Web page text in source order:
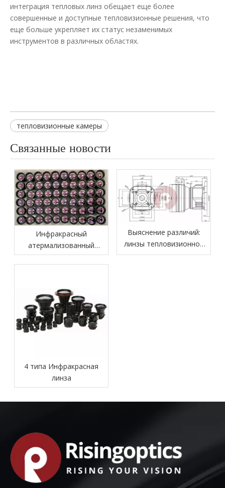
интеграция тепловых линз обещает еще более
совершенные и доступные тепловизионные решения, что
еще больше укрепляет их статус незаменимых
инструментов в различных областях.
тепловизионные камеры
Связанные новости
Инфракрасный
атермализованный
линза: прокладываю путь
Выяснение различий:
линзы тепловизионной
визуализации против
4 типа Инфракрасная
линза